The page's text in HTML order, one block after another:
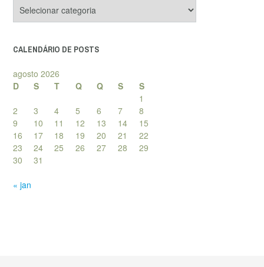
de
CALENDÁRIO DE POSTS
agosto 2026
D
S T Q Q S
S
1
2
3 4 5 6 7
8
9
10 11 12 13 14
15
16
17 18 19 20 21
22
23
24 25 26 27 28
29
30
31
« jan